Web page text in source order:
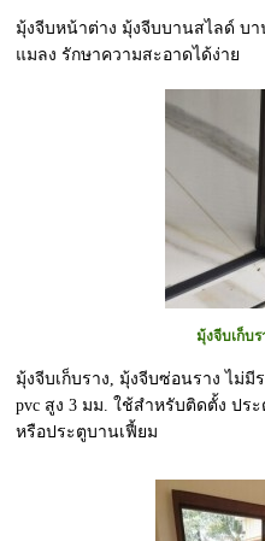
มุ้งจีบหน้าต่าง มุ้งจีบบานสไลด์ บ
แมลง รักษาความสะอาดได้ง่าย
มุ้งจีบเก็บร
มุ้งจีบเก็บราง, มุ้งจีบซ่อนราง ไม่มี
pvc สูง 3 มม. ใช้สำหรับติดตั้ง ปร
หรือประตูบานเฟี้ยม